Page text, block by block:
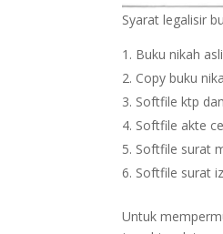
Syarat legalisir
Buku nikah
Copy buku
Softfile ktp
Softfile akte
Softfile surat
Softfile surat
Untuk